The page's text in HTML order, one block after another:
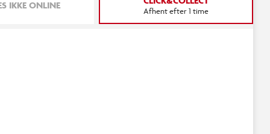
IKKE ONLINE Afhent efter 1 time